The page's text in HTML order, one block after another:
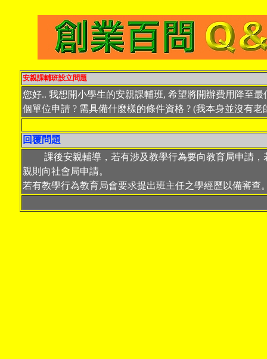
安親課輔班設立問題
您好.. 我想開小學生的安親課輔班, 希望將開辦費用降至最
個單位申請 ? 需具備什麼樣的條件資格 ? (我本身並沒有老
回覆問題
課後安親輔導，若有涉及教學行為要向教育局申請，
親則向社會局申請。
若有教學行為教育局會要求提出班主任之學經歷以備審查